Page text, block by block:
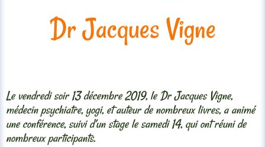
Dr Jacques Vigne
Le vendredi soir 13 décembre 2019, le Dr Jacques Vigne,
médecin psychiatre, yogi, et auteur de nombreux livres, a animé
une conférence, suivi d’un stage le samedi 14, qui ont réuni de
nombreux participants.